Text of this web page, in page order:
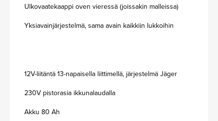
Ulkovaatekaappi oven vieressä (joissakin malleissa)
Yksiavainjärjestelmä, sama avain kaikkiin lukkoihin
12V-liitäntä 13-napaisella liittimellä, järjestelmä Jäger
230V pistorasia ikkunalaudalla
Akku 80 Ah